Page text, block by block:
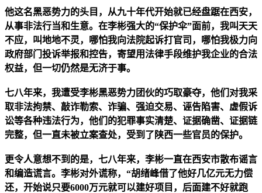
他这名黑恶势力的头目，从九十年代开始就已经盘踞在西安，
从事非法行当和生意。在李彬强大的“保护伞”面前，我叫天天
不应，叫地地不灵，哪怕我向法院起诉打官司，哪怕我极力向
政府部门投诉举报和控告，寄望用法律手段维护我企业的合法
权益，但一切仍然是无济于事。
七八年来， 我遭受李彬黑恶势力团伙的巧取豪夺，他们对我采
取非法拘禁、 敲诈勒索、 诈骗、强迫交易、诬告陷害、虚假诉
讼等各种违法行为， 他们的犯罪事实清楚、证据确凿、证据链
完整，但一直未被立案查处，受到了陕西一些官员的保护。
更令人意想不到的是，七八年来，李彬一直在西安市散布谣言
和编造谎言。李彬对外谎称，“胡绪峰借了他好几亿元无力偿
还，开始说只要6000万元就可以建好项目，后面建不好就跑